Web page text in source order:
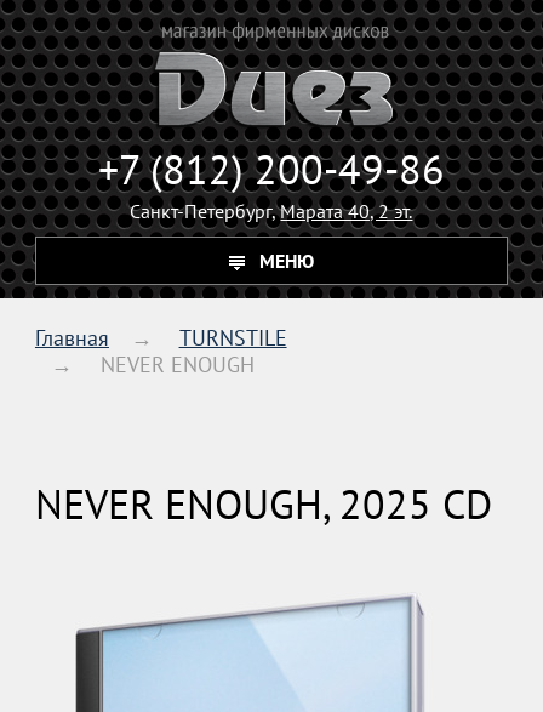
+7 (812) 200-49-86
Санкт-Петербург,Марата 40, 2 эт.
МЕНЮ
Главная
TURNSTILE
NEVER ENOUGH
NEVER ENOUGH, 2025 CD